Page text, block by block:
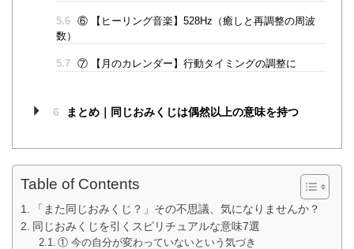
5.6 ⑥ 【ヒーリング音楽】528Hz（癒しと再調整の周波
数）
5.7 ⑦ 【月のカレンダー】行動タイミングの調整に
6 まとめ｜同じおみくじは偶然以上の意味を持つ
Table of Contents
「また同じおみくじ？」その不思議、気になりませんか？
同じおみくじを引くスピリチュアルな意味7選
① 今の自分が変わっていないという気づき